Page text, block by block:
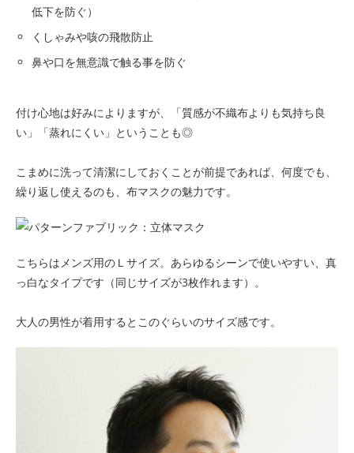
低下を防ぐ）
くしゃみや咳の飛散防止
鼻や口を無意識で触る事を防ぐ
付け心地は好みによりますが、「質感が不織布よりも気持ち良
い」「蒸れにくい」ということも◎
こまめに洗って清潔にしておくことが前提であれば、何度でも、
繰り返し使えるのも、布マスクの魅力です。
こちらはメンズ用のＬサイズ。あらゆるシーンで使いやすい、真
っ白なタイプです（同じサイズが3枚作れます）。
大人の男性が着用するとこのぐらいのサイズ感です。